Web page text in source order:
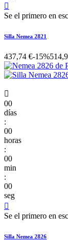

Se el primero en
Silla Nemea 2821
437,74 €-15%

00
días
:
00
horas
:
00
min
:
00
seg

Se el primero en
Silla Nemea 2826